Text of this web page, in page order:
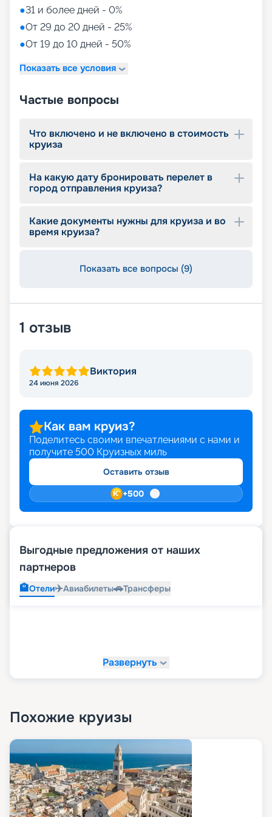
разнообразного и комфортного путешествия.
Помимо трех бассейнов для релакса и отдыха,
на борту доступны спортивные площадки,
театры, кинозал, роскошный спа-центр,
современный фитнес-клуб и разнообразные
бутики с различными товарами, чтобы каждый
Путешествие на Brilliance of the Seas может стать
наслаждения.
«Круиз.онлайн»
мир удивительных возможностей, где каждый
может найти что-то особенное для себя.
гг. Смотрите фото и схемы, планы палуб,
характеристики. Оплачивайте круиз в режиме
комфорта с Brilliance of the Seas – вашим
●31 и более дней - 0%
●От 29 до 20 дней - 25%
●От 19 до 10 дней - 50%
Показать все условия
Частые вопросы
Что включено и не включено в стоимость
круиза
На какую дату бронировать перелет в
город отправления круиза?
Какие документы нужны для круиза и во
время круиза?
Показать все вопросы (9)
1 отзыв
Виктория
24 июня 2026
Как вам круиз?
Поделитесь своими впечатлениями с нами и
получите 500 Круизных миль
Оставить отзыв
+500
Выгодные предложения от наших
партнеров
🏨Отели✈️Авиабилеты🚗Трансферы
Развернуть
Похожие круизы